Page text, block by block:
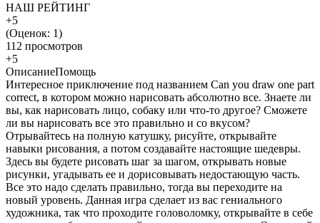
НАШ РЕЙТИНГ
+5
(Оценок: 1)
112 просмотров
+5
ОписаниеПомощь
Интересное приключение под названием Can you draw one part
correct, в котором можно нарисовать абсолютно все. Знаете ли
вы, как нарисовать лицо, собаку или что-то другое? Сможете
ли вы нарисовать все это правильно и со вкусом?
Отрывайтесь на полную катушку, рисуйте, открывайте
навыки рисования, а потом создавайте настоящие шедевры.
Здесь вы будете рисовать шаг за шагом, открывать новые
рисунки, угадывать ее и дорисовывать недостающую часть.
Все это надо сделать правильно, тогда вы переходите на
новый уровень. Данная игра сделает из вас гениального
художника, так что проходите головоломку, открывайте в себе